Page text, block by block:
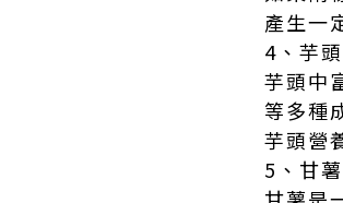
產生一
4、芋頭
芋頭中
等多種
芋頭營
5、甘薯